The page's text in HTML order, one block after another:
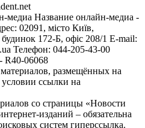
медиа Название онлайн-медиа -
02091, місто Київ,
172-Б, офіс 208/1 E-mail:
Телефон: 044-205-43-00
R40-06068
размещённых на
условии ссылки на
со страницы «Новости
изданий – обязательна
систем гиперссылка.